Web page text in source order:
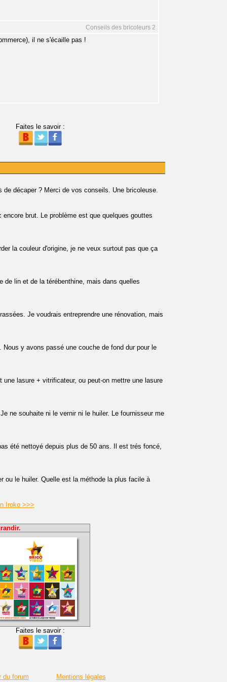
Conseils des bricoleurs 2
il ne s'écaille pas !
Faites le savoir :
de décaper ? Merci de vos conseils. Une bricoleuse.
brut. Le problème est que quelques gouttes
la couleur d'origine, je ne veux surtout pas que ça
de lin et de la térébenthine, mais dans quelles
Je voudrais entreprendre une rénovation, mais
Nous y avons passé une couche de fond dur pour le
lasure + vitrificateur, ou peut-on mettre une lasure
ne souhaite ni le vernir ni le huiler. Le fournisseur me
été nettoyé depuis plus de 50 ans. Il est trés foncé,
ou le huiler. Quelle est la méthode la plus facile à
Iroko >>>
Faites le savoir :
du forum Mentions légales